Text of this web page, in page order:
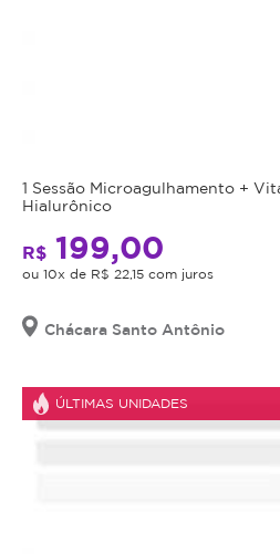
1 Sessão Microagulhamento +
Hialurônico
R$ 199,00
ou 10x de R$ 22,15 com juros
Chácara Santo Antônio
ÚLTIMAS UNIDADES